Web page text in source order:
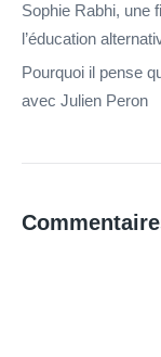
Sophie Rabhi, une
l’éducation
Pourquoi il pense
avec Julien Peron